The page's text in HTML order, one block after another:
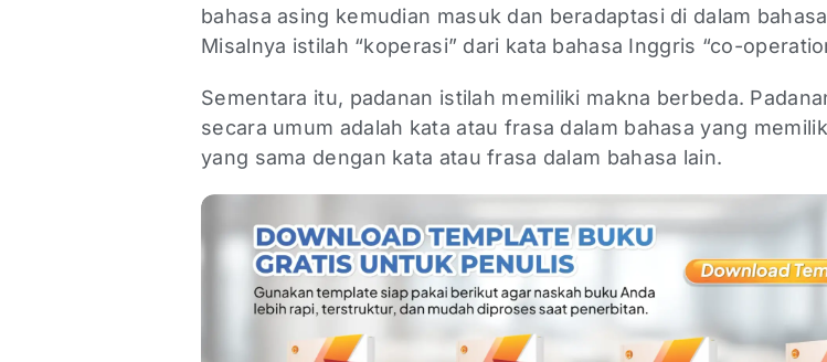
bahasa asing kemudian masuk dan beradaptasi di dalam
Misalnya istilah “koperasi” dari kata bahasa Inggris “co-
Sementara itu, padanan istilah memiliki makna berbeda.
secara umum adalah kata atau frasa dalam bahasa yang
yang sama dengan kata atau frasa dalam bahasa lain.